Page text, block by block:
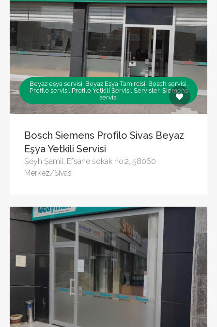
Beyaz eşya servisi, Beyaz Eşya Tamircisi, Bosch servisi,
Profilo servisi, Profilo Yetkili Servisi, Servisler, Siemens
servisi
Bosch Siemens Profilo Sivas Beyaz
Eşya Yetkili Servisi
Şeyh Şamil, Efsane sokak no:2, 58060
Merkez/Sivas